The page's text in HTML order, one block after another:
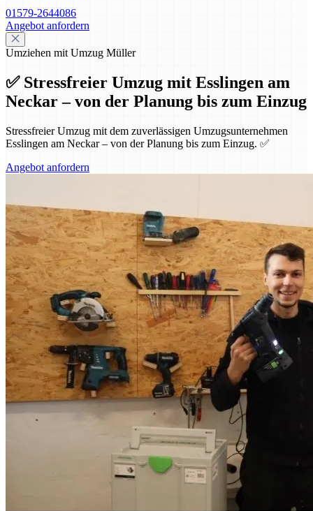
01579-2644086
Angebot anfordern
Umziehen mit Umzug Müller
✅ Stressfreier Umzug mit Esslingen am
Neckar – von der Planung bis zum Einzug
Stressfreier Umzug mit dem zuverlässigen Umzugsunternehmen
Esslingen am Neckar – von der Planung bis zum Einzug. ✅
Angebot anfordern